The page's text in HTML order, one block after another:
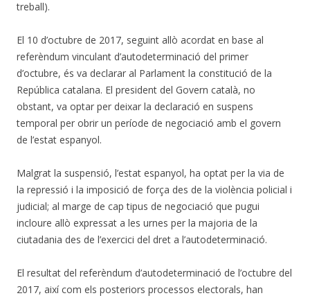
treball).
El 10 d’octubre de 2017, seguint allò acordat en base al
referèndum vinculant d’autodeterminació del primer
d’octubre, és va declarar al Parlament la constitució de la
República catalana. El president del Govern català, no
obstant, va optar per deixar la declaració en suspens
temporal per obrir un període de negociació amb el govern
de l’estat espanyol.
Malgrat la suspensió, l’estat espanyol, ha optat per la via de
la repressió i la imposició de força des de la violència policial i
judicial; al marge de cap tipus de negociació que pugui
incloure allò expressat a les urnes per la majoria de la
ciutadania des de l’exercici del dret a l’autodeterminació.
El resultat del referèndum d’autodeterminació de l’octubre del
2017, així com els posteriors processos electorals, han